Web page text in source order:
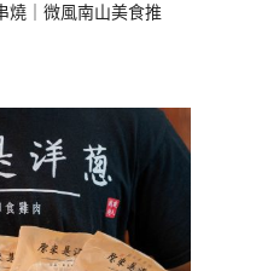
燒｜微風南山美食推